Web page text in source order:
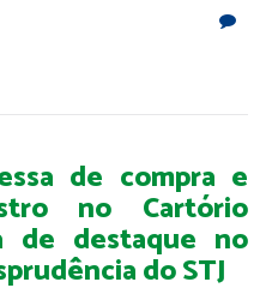
de compra e
no Cartório
de destaque no
do STJ